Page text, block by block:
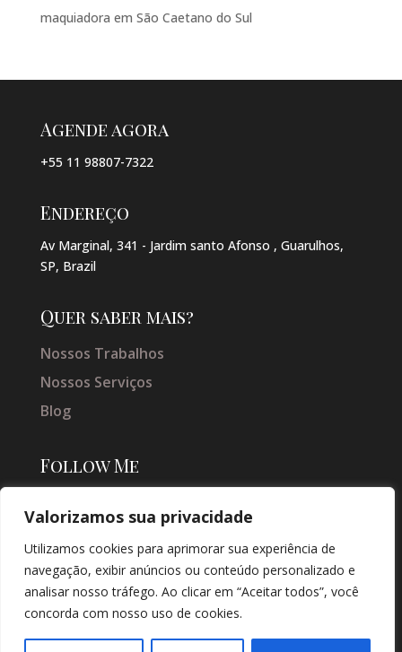
Valorizamos sua privacidade
Utilizamos cookies para aprimorar sua experiência de
navegação, exibir anúncios ou conteúdo personalizado e
analisar nosso tráfego. Ao clicar em “Aceitar todos”, você
concorda com nosso uso de cookies.
maquiadora em São Caetano do Sul
Agende agora
+55 11 98807-7322
Endereço
Av Marginal, 341 - Jardim santo Afonso , Guarulhos,
SP, Brazil
Quer saber mais?
Nossos Trabalhos
Nossos Serviços
Blog
Follow Me